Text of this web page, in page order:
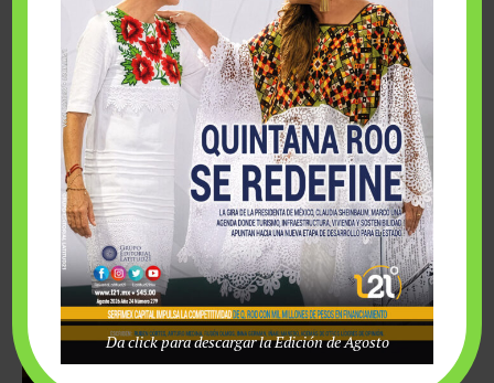
Fairmont Mayakoba y Make-A-Wish México unieron
esfuerzos para hacer realidad el deseo de una …
Da click para descargar la Edición de Agosto